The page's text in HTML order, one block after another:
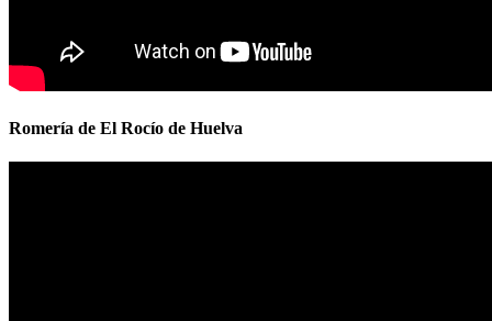
Romería de El Rocío de Huelva